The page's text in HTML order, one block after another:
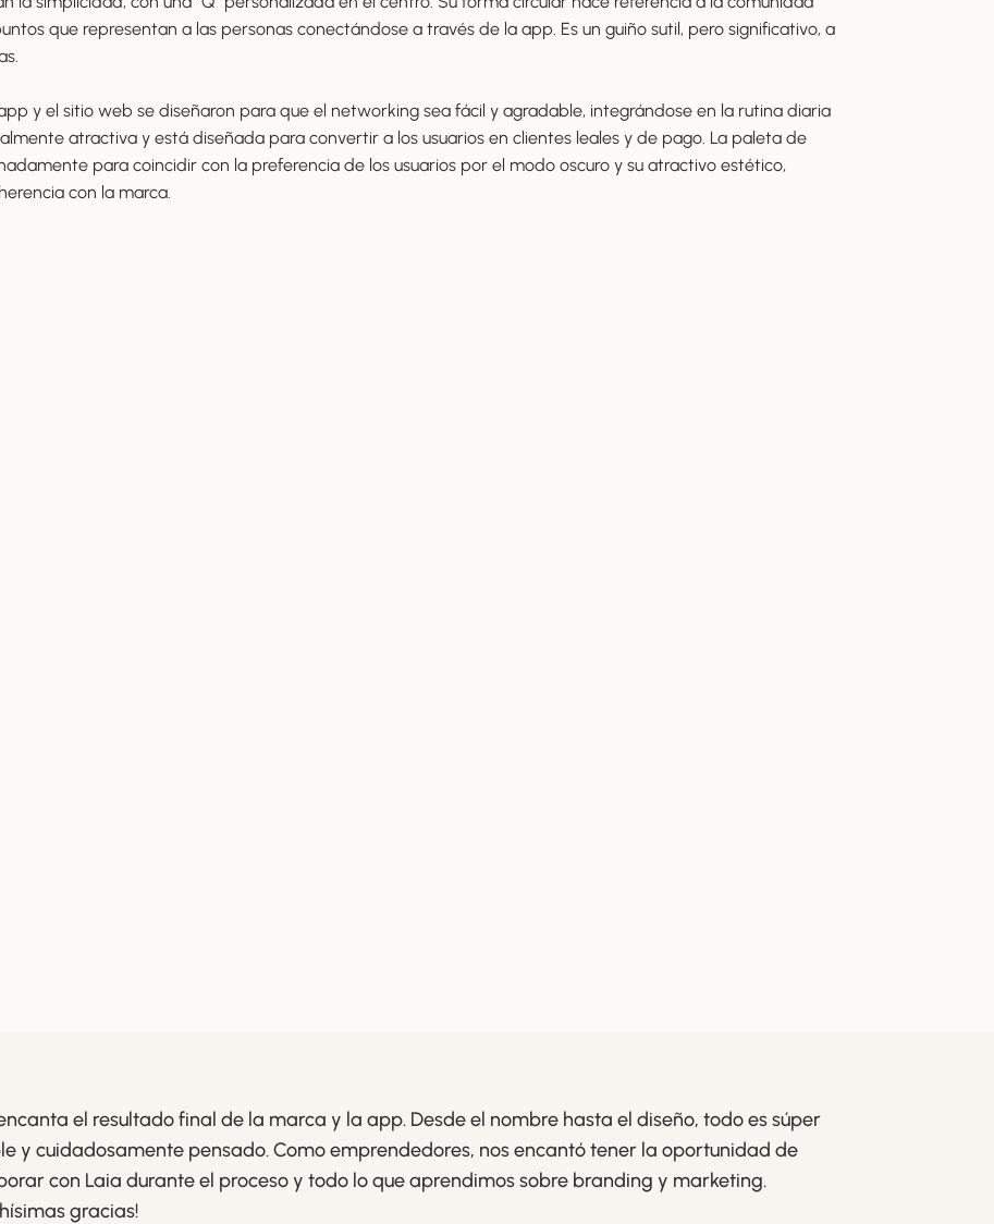
que representan a las personas conectándose a través de la app. Es un guiño sutil, pero significativo, a
y el sitio web se diseñaron para que el networking sea fácil y agradable, integrándose en la rutina diaria
atractiva y está diseñada para convertir a los usuarios en clientes leales y de pago. La paleta de
para coincidir con la preferencia de los usuarios por el modo oscuro y su atractivo estético,
con la marca.
el resultado final de la marca y la app. Desde el nombre hasta el diseño, todo es súper
y cuidadosamente pensado. Como emprendedores, nos encantó tener la oportunidad de
con Laia durante el proceso y todo lo que aprendimos sobre branding y marketing.
gracias!